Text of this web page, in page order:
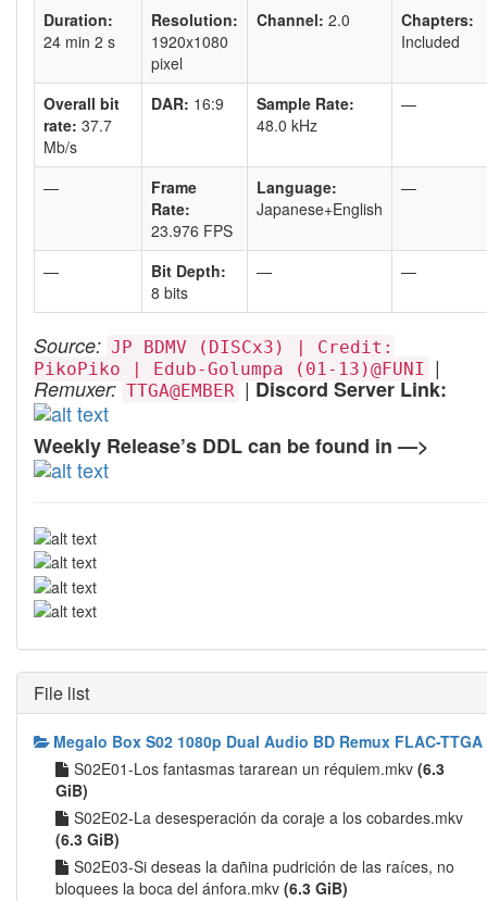
Duration:
24 min 2 s
Resolution:
1920x1080
pixel
Channel: 2.0
Chapters:
Included
Overall bit
rate: 37.7
Mb/s
DAR: 16:9
Sample Rate:
48.0 kHz
—
—
Frame
Rate:
23.976 FPS
Language:
Japanese+English
—
—
Bit Depth:
8 bits
— —
Source: JP BDMV (DISCx3) | Credit:
PikoPiko | Edub-Golumpa (01-13)@FUNI
|
Remuxer: TTGA@EMBER | Discord Server Link:
Weekly Release’s DDL can be found in —>
File list
Megalo Box S02 1080p Dual Audio BD Remux FLAC-TTGA
S02E01-Los fantasmas tararean un réquiem.mkv (6.3
GiB)
S02E02-La desesperación da coraje a los cobardes.mkv
(6.3 GiB)
S02E03-Si deseas la dañina pudrición de las raíces, no
bloquees la boca del ánfora.mkv (6.3 GiB)